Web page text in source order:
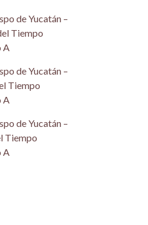
de Yucatán –
Tiempo
A
de Yucatán –
Tiempo
A
de Yucatán –
Tiempo
A